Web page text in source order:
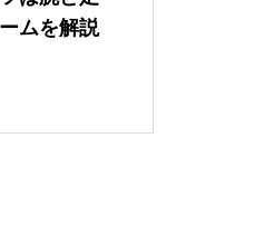
ムを解説